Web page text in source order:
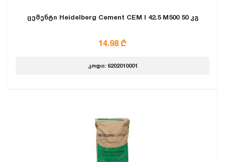
ცემენტი Heidelberg Cement CEM I 42.5 M500 50 კგ
14.98 ₾
კოდი: 6202010001